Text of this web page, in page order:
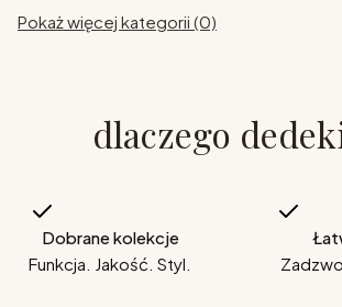
Pokaż więcej kategorii (0)
dlaczego
Dobrane kolekcje
Funkcja. Jakość. Styl.